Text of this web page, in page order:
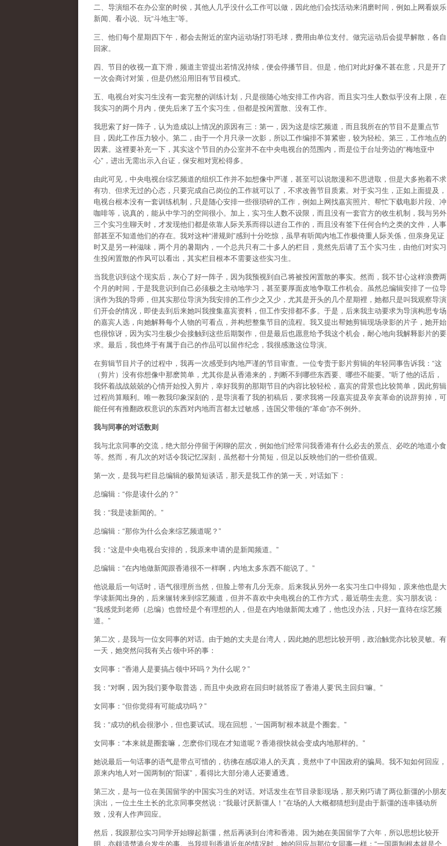
二、导演组不在办公室的时侯，其他人几乎没什么工作可以做，因此他们会找活动来消磨时间，例如上网看娱乐
新闻、看小说、玩“斗地主”等。
三、他们每个星期四下午，都会去附近的室内运动场打羽毛球，费用由单位支付。做完运动后会提早解散，各自
回家。
四、节目的收视一直下滑，频道主管提出若情况持续，便会停播节目。但是，他们对此好像不甚在意，只是开了
一次会商讨对策，但是仍然沿用旧有节目模式。
五、电视台对实习生没有一套完整的训练计划，只是很随心地安排工作内容。而且实习生人数似乎没有上限，在
我实习的两个月内，便先后来了五个实习生，但都是投闲置散、没有工作。
我思索了好一阵子，认为造成以上情况的原因有三：第一，因为这是综艺频道，而且我所在的节目不是重点节
目，因此工作压力较小。第二，由于一个月只录一次影，所以工作编排不算紧密，较为轻松。第三，工作地点的
因素。这裡要补充一下，其实这个节目的办公室并不在中央电视台的范围内，而是位于台址旁边的“梅地亚中
心”，进出无需出示入台证，保安相对宽松得多。
由此可见，中央电视台综艺频道的组织工作并不如想像中严谨，甚至可以说散漫和不思进取，但是大多抱着不求
有功、但求无过的心态，只要完成自己岗位的工作就可以了，不求改善节目质素。对于实习生，正如上面提及，
电视台根本没有一套训练机制，只是随心安排一些很琐碎的工作，例如上网找嘉宾照片、帮忙下载电影片段、冲
咖啡等，说真的，能从中学习的空间很小。加上，实习生人数不设限，而且没有一套官方的收生机制，我与另外
三个实习生聊天时，才发现他们都是依靠人际关系而得以进台工作的，而且没有签下任何合约之类的文件，人事
部甚至不知道他们的存在。我对这种“潜规则”感到十分吃惊，虽早有听闻内地工作极倚重人际关係，但亲身见证
时又是另一种滋味，两个月的暑期内，一个总共只有二十多人的栏目，竟然先后请了五个实习生，由他们对实习
生投闲置散的作风可以看出，其实栏目根本不需要这些实习生。
当我意识到这个现实后，灰心了好一阵子，因为我预视到自己将被投闲置散的事实。然而，我不甘心这样浪费两
个月的时间，于是我意识到自己必须极之主动地学习，甚至要厚面皮地争取工作机会。虽然总编辑安排了一位导
演作为我的导师，但其实那位导演为我安排的工作少之又少，尤其是开头的几个星期裡，她都只是叫我观察导演
们开会的情况，即使去到后来她叫我搜集嘉宾资料，但工作安排都不多。于是，后来我主动要求为导演构思专场
的嘉宾人选，向她解释每个人物的可看点，并构想整集节目的流程。我又提出帮她剪辑现场录影的片子，她开始
也很惊讶，因为实习生极少会接触到这些后期製作，但是最后也愿意给予我这个机会，耐心地向我解释影片的要
求。最后，我也终于有属于自己的作品可以留作纪念，我很感激这位导演。
在剪辑节目片子的过程中，我再一次感受到内地严谨的节目审查。一位专责于影片剪辑的年轻同事告诉我：“这
（剪片）没有你想像中那麽简单，尤其你是从香港来的，判断不到哪些东西要、哪些不能要。”听了他的话后，
我怀着战战兢兢的心情开始投入剪片，幸好我剪的那期节目的内容比较轻松，嘉宾的背景也比较简单，因此剪辑
过程尚算顺利。唯一教我印象深刻的，是导演看了我的初稿后，要求我将一段嘉宾提及辛亥革命的说辞剪掉，可
能任何有推翻政权意识的东西对内地而言都太过敏感，连国父带领的“革命”亦不例外。
我与同事的对话数则
我与北京同事的交流，绝大部分停留于闲聊的层次，例如他们经常问我香港有什么必去的景点、必吃的地道小食
等。然而，有几次的对话令我记忆深刻，虽然都十分简短，但足以反映他们的一些价值观。
第一次，是我与栏目总编辑的极简短谈话，那天是我工作的第一天，对话如下：
总编辑：“你是读什么的？”
我：“我是读新闻的。”
总编辑：“那你为什么会来综艺频道呢？”
我：“这是中央电视台安排的，我原来申请的是新闻频道。”
总编辑：“在内地做新闻跟香港很不一样啊，内地太多东西不能说了。”
他说最后一句话时，语气很理所当然，但脸上带有几分无奈。后来我从另外一名实习生口中得知，原来他也是大
学读新闻出身的，后来辗转来到综艺频道，但并不喜欢中央电视台的工作方式，最近萌生去意。实习朋友说：
“我感觉到老师（总编）也曾经是个有理想的人，但是在内地做新闻太难了，他也没办法，只好一直待在综艺频
道。”
第二次，是我与一位女同事的对话。由于她的丈夫是台湾人，因此她的思想比较开明，政治触觉亦比较灵敏。有
一天，她突然问我有关占领中环的事：
女同事：“香港人是要搞占领中环吗？为什么呢？”
我：“对啊，因为我们要争取普选，而且中央政府在回归时就答应了香港人要‘民主回归’嘛。”
女同事：“但你觉得有可能成功吗？”
我：“成功的机会很渺小，但也要试试。现在回想，‘一国两制’根本就是个圈套。”
女同事：“本来就是圈套嘛，怎麽你们现在才知道呢？香港很快就会变成内地那样的。”
她说最后一句话事的语气是带点可惜的，彷彿在感叹港人的天真，竟然中了中国政府的骗局。我不知如何回应，
原来内地人对一国两制的“阳谋”，看得比大部分港人还要通透。
第三次，是与一位在美国留学的中国实习生的对话。对话发生在节目录影现场，那天刚巧请了两位新彊的小朋友
演出，一位土生土长的北京同事突然说：“我最讨厌新彊人！”在场的人大概都猜想到是由于新彊的连串骚动所
致，没有人作声回应。
然后，我跟那位实习同学开始聊起新彊，然后再谈到台湾和香港。因为她在美国留学了六年，所以思想比较开
明，亦颇清楚港台发生的事。当我提到香港近年的情况时，她的回应与那位女同事一样：“一国两制根本就是个